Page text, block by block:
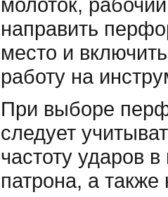
молоток,
направить
место и
работу на
При выборе
следует
частоту ударов
патрона, а также